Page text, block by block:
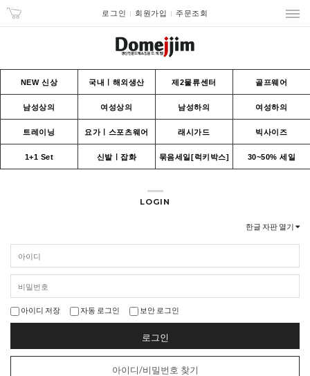
로그인 회원가입 주문조회
NEW 신상 국내ㅣ해외생산 제2물류센터 골프웨어
남성상의 여성상의 남성하의 여성하의
트레이닝 요가ㅣ스포츠웨어 래시가드 빅사이즈
1+1 Set 신발ㅣ잡화 묶음세일[럭키박스] 30~50% 세일
LOGIN
한글 자판 열기
아이디 저장 자동 로그인 보안 로그인
로그인
아이디/비밀번호 찾기